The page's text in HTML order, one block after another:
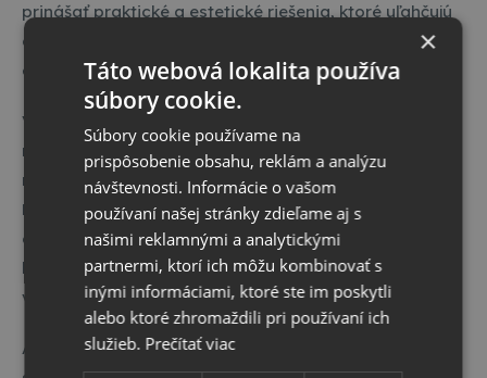
prinášať praktické a estetické riešenia, ktoré uľahčujú
organizáciu informácií, podporujú kreativitu a zvyšujú
efektivitu komunikácie.
V ponuke nájdete široký výber tabúľ – od klasických
magnetických a popisovateľných modelov až po
moderné sklenené tabule či korkové nástenky.
Produkty sú navrhnuté s dôrazom na funkčnosť,
odolnosť a nadčasový dizajn, aby vyhovovali
každodenným potrebám v pracovnom aj
vzdelávacom prostredí.
Ako slovenská značka si zakladáme na kvalite
×
Táto webová lokalita používa
súbory cookie.
Súbory cookie používame na
prispôsobenie obsahu, reklám a analýzu
návštevnosti. Informácie o vašom
používaní našej stránky zdieľame aj s
našimi reklamnými a analytickými
partnermi, ktorí ich môžu kombinovať s
inými informáciami, ktoré ste im poskytli
alebo ktoré zhromaždili pri používaní ich
služieb. Prečítať viac